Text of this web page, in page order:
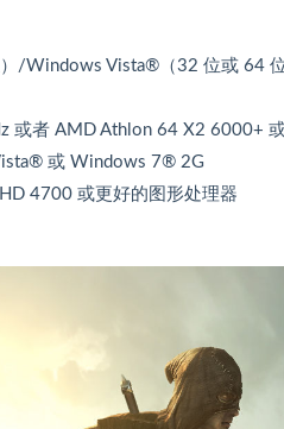
/Windows Vista®（32 位或 64
或者 AMD Athlon 64 X2 6000+
或 Windows 7® 2G
4700 或更好的图形处理器